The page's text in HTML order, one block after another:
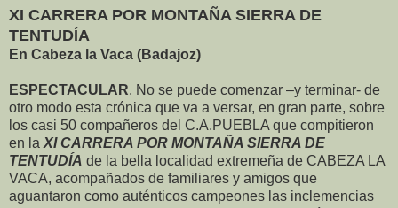
XI CARRERA POR MONTAÑA SIERRA DE
TENTUDÍA
En Cabeza la Vaca (Badajoz)
ESPECTACULAR. No se puede comenzar –y terminar- de
otro modo esta crónica que va a versar, en gran parte, sobre
los casi 50 compañeros del C.A.PUEBLA que compitieron
en la XI CARRERA POR MONTAÑA SIERRA DE
TENTUDÍA de la bella localidad extremeña de CABEZA LA
VACA, acompañados de familiares y amigos que
aguantaron como auténticos campeones las inclemencias